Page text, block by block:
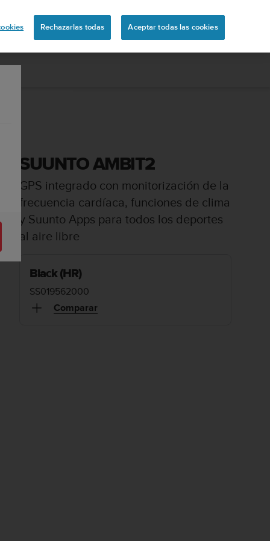
SUUNTO AMBIT2
GPS integrado con monitorización de la
frecuencia cardíaca, funciones de clima
y Suunto Apps para todos los deportes
al aire libre
Black (HR)
SS019562000
Comparar
Rechazarlas todas Aceptar todas las cookies